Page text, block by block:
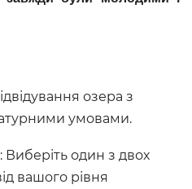
озера з
умовами.
один з двох
вашого рівня